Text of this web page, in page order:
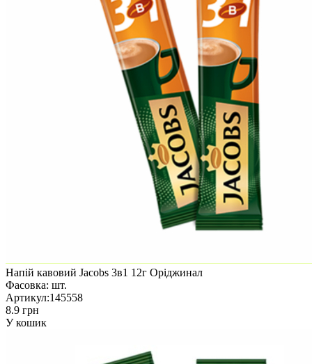
Напій кавовий Jacobs 3в1 12г Оріджинал
Фасовка: шт.
Артикул:145558
8.9 грн
У кошик